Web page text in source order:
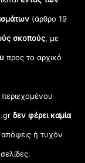
(άρθρο 19
σκοπούς, με
προς το αρχικό
δεν φέρει καμία
απόψεις ή τυχόν